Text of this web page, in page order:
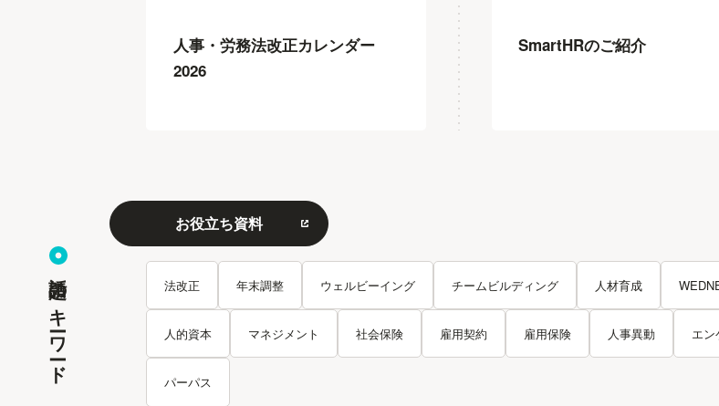
人事・労務法改正カレンダー
2026
SmartHRのご紹介
お役立ち資料
話題のキーワード 法改正 年末調整 ウェルビーイング チームビルディング 人材育成
人的資本 マネジメント 社会保険 雇用契約 雇用保険 人事異動 エン
パーパス